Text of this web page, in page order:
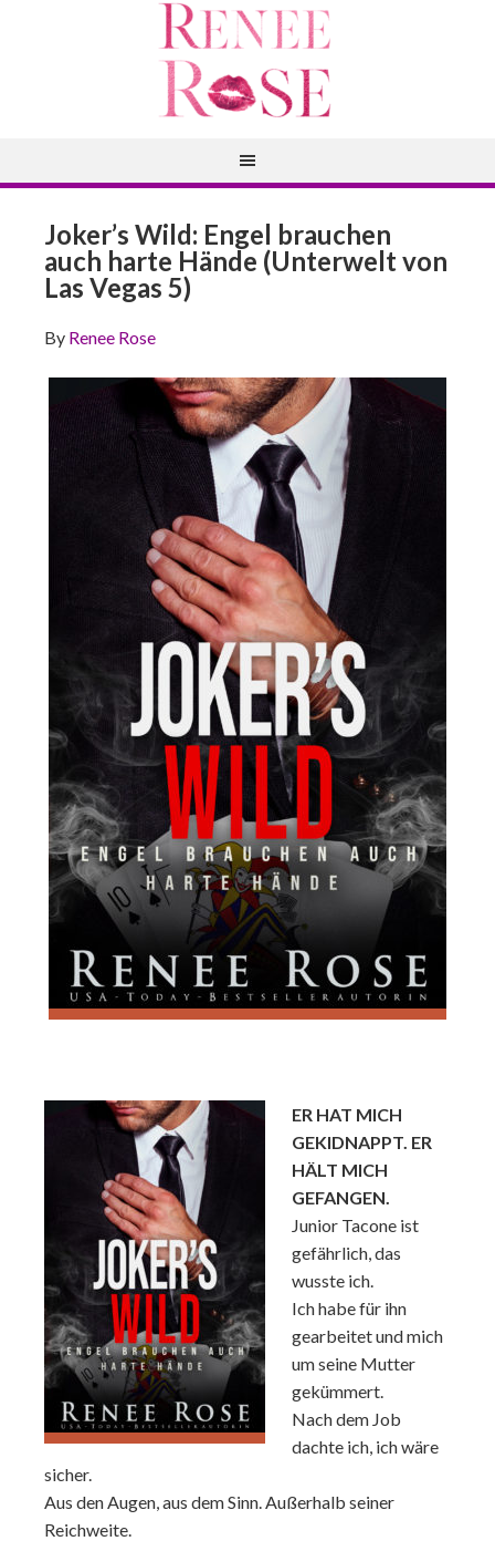
Joker’s Wild: Engel brauchen
auch harte Hände (Unterwelt von
Las Vegas 5)
By Renee Rose
ER HAT MICH
GEKIDNAPPT. ER
HÄLT MICH
GEFANGEN.
Junior Tacone ist
gefährlich, das
wusste ich.
Ich habe für ihn
gearbeitet und mich
um seine Mutter
gekümmert.
Nach dem Job
dachte ich, ich wäre
sicher.
Aus den Augen, aus dem Sinn. Außerhalb seiner
Reichweite.